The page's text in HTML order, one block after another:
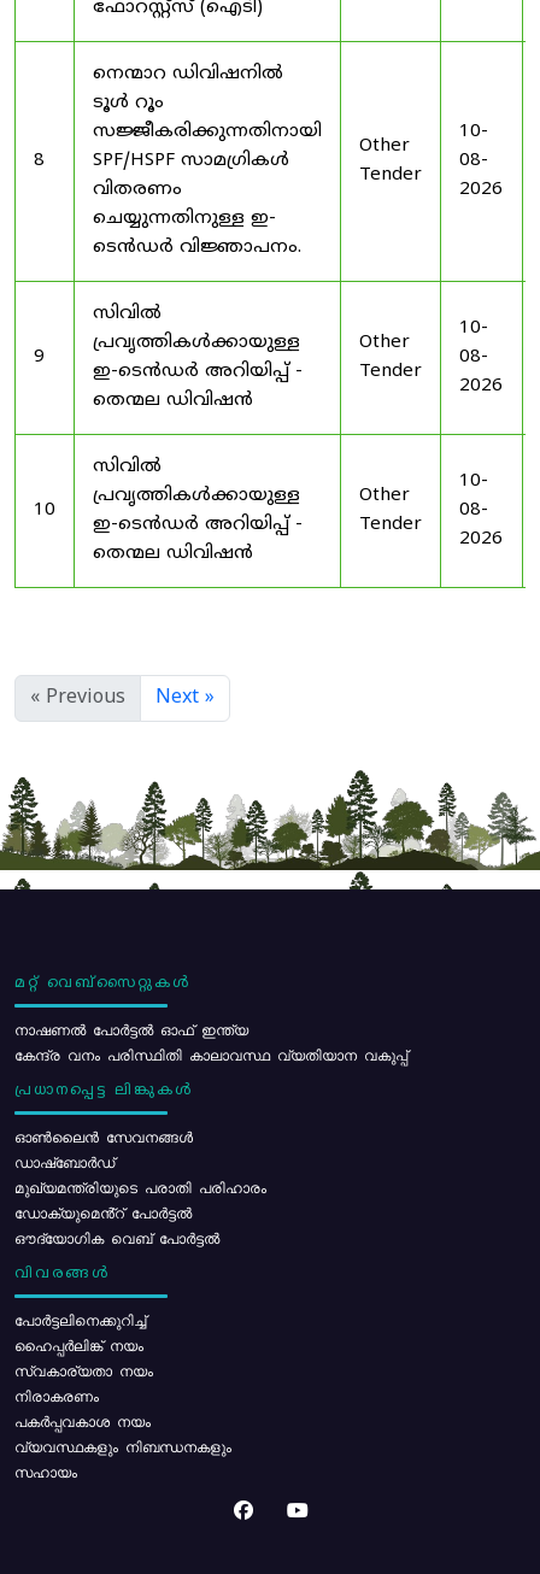
ഫോറസ്റ്റ്സ് (ഐടി)
8
നെന്മാറ ഡിവിഷനിൽ
ടൂൾ റൂം
സജ്ജീകരിക്കുന്നതിനായി
SPF/HSPF സാമഗ്രികൾ
വിതരണം
ചെയ്യുന്നതിനുള്ള ഇ-
ടെൻഡർ വിജ്ഞാപനം.
Other
Tender
10-
08-
2026
9
സിവിൽ
പ്രവൃത്തികൾക്കായുള്ള
ഇ-ടെൻഡർ അറിയിപ്പ് -
തെന്മല ഡിവിഷൻ
Other
Tender
10-
08-
2026
10
സിവിൽ
പ്രവൃത്തികൾക്കായുള്ള
ഇ-ടെൻഡർ അറിയിപ്പ് -
തെന്മല ഡിവിഷൻ
Other
Tender
10-
08-
2026
« Previous Next »
മറ്റ് വെബ്സൈറ്റുകൾ
നാഷണൽ പോർട്ടൽ ഓഫ് ഇന്ത്യ
കേന്ദ്ര വനം പരിസ്ഥിതി കാലാവസ്ഥ വ്യതിയാന വകുപ്പ്
പ്രധാനപ്പെട്ട ലിങ്കുകൾ
ഓൺലൈൻ സേവനങ്ങൾ
ഡാഷ്ബോർഡ്
മുഖ്യമന്ത്രിയുടെ പരാതി പരിഹാരം
ഡോക്യുമെൻ്റ് പോർട്ടൽ
ഔദ്യോഗിക വെബ് പോർട്ടൽ
വിവരങ്ങൾ
പോര്‍ട്ടലിനെക്കുറിച്ച്
ഹൈപ്പർലിങ്ക് നയം
സ്വകാര്യതാ നയം
നിരാകരണം
പകർപ്പവകാശ നയം
വ്യവസ്ഥകളും നിബന്ധനകളും
സഹായം